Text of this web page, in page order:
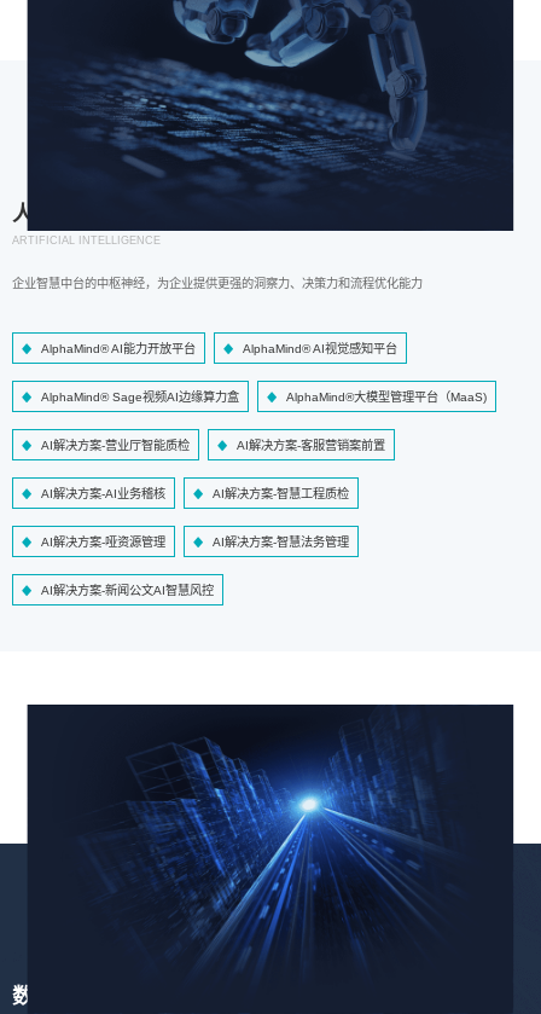
人工智能
ARTIFICIAL INTELLIGENCE
企业智慧中台的中枢神经，为企业提供更强的洞察力、决策力和流程优化能力
AlphaMind® AI能力开放平台 AlphaMind® AI视觉感知平台
AlphaMind® Sage视频AI边缘算力盒 AlphaMind®大模型管理平台（MaaS)
AI解决方案-营业厅智能质检 AI解决方案-客服营销案前置
AI解决方案-AI业务稽核 AI解决方案-智慧工程质检
AI解决方案-哑资源管理 AI解决方案-智慧法务管理
AI解决方案-新闻公文AI智慧风控
数字孪生